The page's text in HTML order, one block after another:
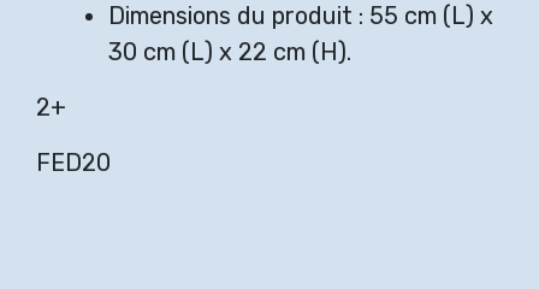
Dimensions du produit : 55 cm (L) x
30 cm (L) x 22 cm (H).
2+
FED20